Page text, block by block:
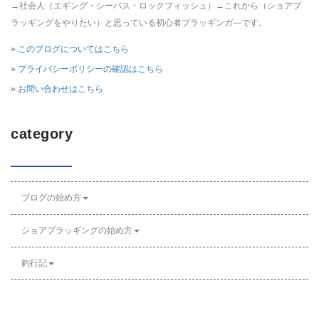
→社会人（エギング・シーバス・ロックフィッシュ）→これから（ショアプ
ラッギングをやりたい）と思っている初心者プラッギンガ―です。
» このブログについてはこちら
» プライバシーポリシーの確認はこちら
» お問い合わせはこちら
category
ブログの始め方
ショアプラッギングの始め方
釣行記